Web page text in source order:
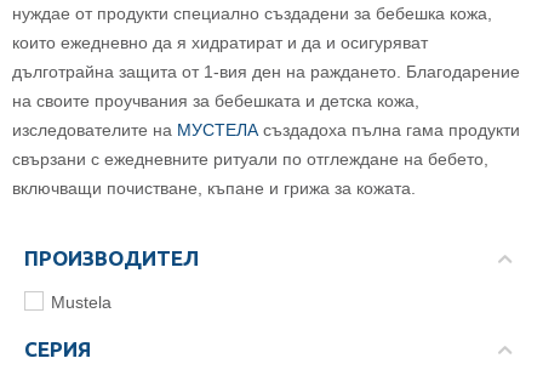
нуждае от продукти специално създадени за бебешка кожа,
които ежедневно да я хидратират и да и осигуряват
дълготрайна защита от 1-вия ден на раждането. Благодарение
на своите проучвания за бебешката и детска кожа,
изследователите на МУСТЕЛА създадоха пълна гама продукти
свързани с ежедневните ритуали по отглеждане на бебето,
включващи почистване, къпане и грижа за кожата.
ПРОИЗВОДИТЕЛ
Mustela
СЕРИЯ